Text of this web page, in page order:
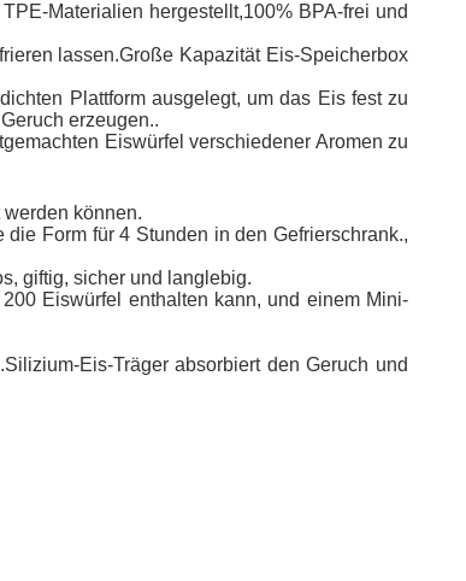
Materialien hergestellt,100% BPA-frei und
lassen.Große Kapazität Eis-Speicherbox
Plattform ausgelegt, um das Eis fest zu
erzeugen..
Eiswürfel verschiedener Aromen zu
können.
Form für 4 Stunden in den Gefrierschrank.,
giftig, sicher und langlebig.
Eiswürfel enthalten kann, und einem Mini-
Eis-Träger absorbiert den Geruch und